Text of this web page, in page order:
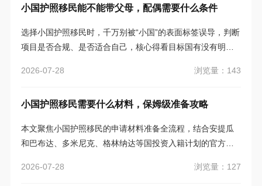
帮助申请者避开常见的概念误区和流程陷阱。
小国护照移民能不能带父母，配偶需要什么条件
选择小国护照移民时，千万别被“小国”的表面标签误导，判断
项目是否合规、是否适合自己，核心得看目标国有没有明确
面。尤其是涉及父母、配偶等家庭成员随迁的问题，能不能
龄限制、经济依赖要求和申请时点来定，而且不同项目的规
家庭成员情况有变化，就得重新核实。
2026-07-28 浏览量：143
小国护照移民需要什么材料，保姆级准备攻略
本文聚焦小国护照移民的申请材料准备全流程，结合安提瓜
和巴布达、多米尼克、格林纳达等国投资入籍计划的官方规
逻辑等维度，为申请人提供可落地、可核验的实用指引，同
2026-07-28 浏览量：127